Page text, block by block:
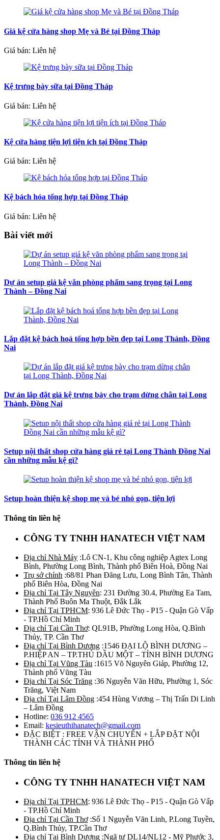
Giá kệ cửa hàng shop Mẹ và Bé tại Đồng Tháp
Giá bán: Liên hệ
Kệ trưng bày sữa tại Đồng Tháp
Giá bán: Liên hệ
Kệ cửa hàng tiện lợi tiện ích tại Đồng Tháp
Giá bán: Liên hệ
Kệ bách hóa tổng hợp tại Đồng Tháp
Giá bán: Liên hệ
Bài viết mới
Dự án setup giá kệ văn phòng phẩm sang trọng tại Long
Thành – Đồng Nai
Lắp đặt kệ bách hoá tổng hợp bền đẹp tại Long Thành, Đồng
Nai
Dự án lắp đặt giá kệ trưng bày cho trạm dừng chân tại Long
Thành, Đồng Nai
Setup nội thất shop cửa hàng giá rẻ tại Long Thành Đồng Nai
cần những mẫu kệ gì?
Setup hoàn thiện kệ shop mẹ và bé nhỏ gọn, tiện lợi
Thông tin liên hệ
CÔNG TY TNHH HANATECH VIỆT NAM
Địa chỉ Nhà Máy :Lô CN-1, Khu công nghiệp Agtex Long
Bình, Phường Long Bình, Thành phố Biên Hoà, Đồng Nai
Trụ sở chính :68/81 Phan Đăng Lưu, Long Bình Tân, Thành
phố Biên Hòa, Đồng Nai
Địa chỉ Tại Tây Nguyên: 231 Đường 30.4, Phường Ea Tam,
Thành Phố Buôn Ma Thuột, Đắk Lắk
Địa chỉ Tại TPHCM: 936 Lê Đức Thọ - P15 - Quận Gò Vấp
- TP.Hồ Chí Minh
Địa chỉ Tại Cần Thơ: QL91B, Phường Long Hòa, Q.Bình
Thủy, TP. Cần Thơ
Địa chỉ Tại Bình Dương :1546 ĐẠI LỘ BÌNH DƯƠNG –
P.HIỆP AN – TP.THỦ DẦU MỘT – TỈNH BÌNH DƯƠNG
Địa chỉ Tại Vũng Tàu :1615 Võ Nguyên Giáp, Phường 12,
Thành phố Vũng Tàu
Địa chỉ Tại Sóc Trăng :36 Nguyễn Văn Hữu, Phường 1, Sóc
Trăng, Việt Nam
Địa chỉ Tại Lâm Đồng :454 Hùng Vương – Thị Trấn Di Linh
– Lâm Đồng
Hotline: 036 912 4565
Email: kesieuthihanatech@gmail.com
ĐẶC BIỆT : FREE VẬN CHUYỂN + LẮP ĐẶT NỘI
THÀNH CÁC TỈNH VÀ THÀNH PHỐ
Thông tin liên hệ
CÔNG TY TNHH HANATECH VIỆT NAM
Địa chỉ Tại TPHCM: 936 Lê Đức Thọ - P15 - Quận Gò Vấp
- TP.Hồ Chí Minh
Địa chỉ Tại Cần Thơ:Số 1 Nguyễn Văn Linh, P.Long Tuyền,
Q.Bình Thủy, TP.Cần Thơ
Địa chỉ Tại Bình Dương :Ngã tư DL14/NL12 - Mỹ Phước 3,